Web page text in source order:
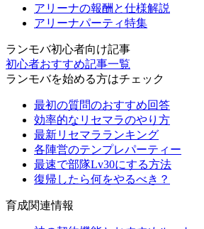
アリーナの報酬と仕様解説
アリーナパーティ特集
ランモバ初心者向け記事
初心者おすすめ記事一覧
ランモバを始める方はチェック
最初の質問のおすすめ回答
効率的なリセマラのやり方
最新リセマラランキング
各陣営のテンプレパーティー
最速で部隊Lv30にする方法
復帰したら何をやるべき？
育成関連情報